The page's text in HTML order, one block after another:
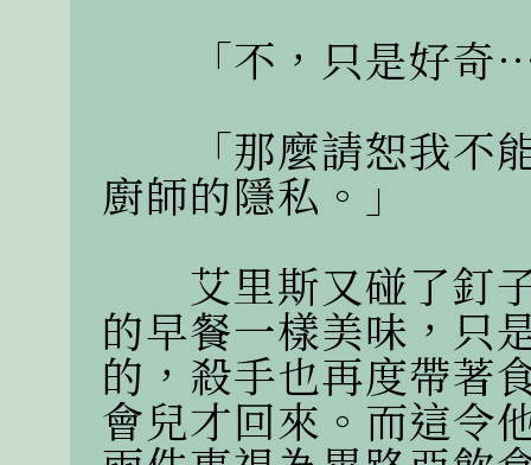
「不，只是好奇
「那麼請恕我不能
廚師的隱私。」
艾里斯又碰了釘子
的早餐一樣美味，只
的，殺手也再度帶著
會兒才回來。而這令